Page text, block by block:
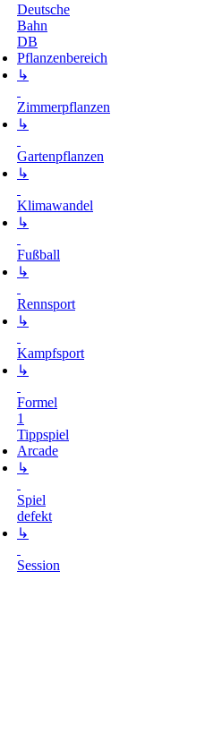
Deutsche
Bahn
DB
Pflanzenbereich
↳
Zimmerpflanzen
↳
Gartenpflanzen
↳
Klimawandel
↳
Fußball
↳
Rennsport
↳
Kampfsport
↳
Formel
1
Tippspiel
Arcade
↳
Spiel
defekt
↳
Session